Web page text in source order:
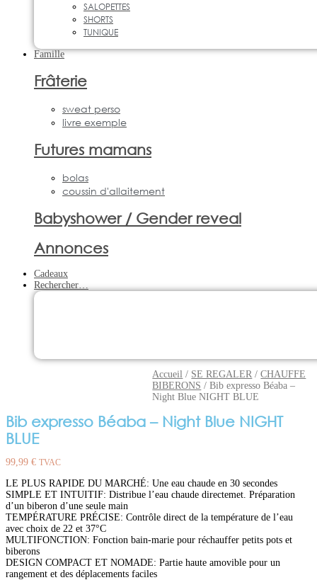
SALOPETTES
SHORTS
TUNIQUE
Famille
Frâterie
sweat perso
livre exemple
Futures mamans
bolas
coussin d'allaitement
Babyshower / Gender reveal
Annonces
Cadeaux
Rechercher…
Accueil / SE REGALER /CHAUFFE
BIBERONS / Bib expresso Béaba –
Night Blue NIGHT BLUE
Bib expresso Béaba – Night Blue NIGHT
BLUE
99,99 € TVAC
LE PLUS RAPIDE DU MARCHÉ: Une eau chaude en 30 secondes
SIMPLE ET INTUITIF: Distribue l’eau chaude directemet. Préparation
d’un biberon d’une seule main
TEMPÉRATURE PRÉCISE: Contrôle direct de la température de l’eau
avec choix de 22 et 37°C
MULTIFONCTION: Fonction bain-marie pour réchauffer petits pots et
biberons
DESIGN COMPACT ET NOMADE: Partie haute amovible pour un
rangement et des déplacements faciles